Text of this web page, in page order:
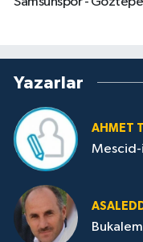
Yazarlar
AHMET
Mescid-i